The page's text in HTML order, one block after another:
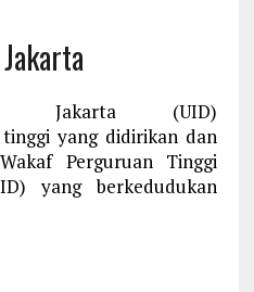
Jakarta (UID)
yang didirikan dan
Perguruan Tinggi
yang berkedudukan